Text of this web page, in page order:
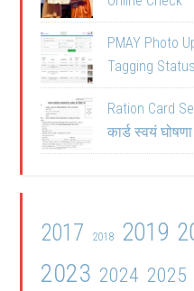
PMAY Photo
Tagging
Ration Card
कार्ड स्वयं
2017 2018 2019
2023 2024 2025